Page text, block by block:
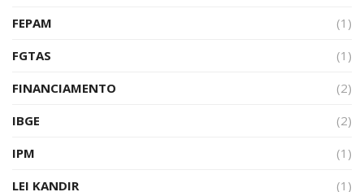
FEPAM
(1)
FGTAS
(1)
FINANCIAMENTO
(2)
IBGE
(2)
IPM
(1)
LEI KANDIR
(1)